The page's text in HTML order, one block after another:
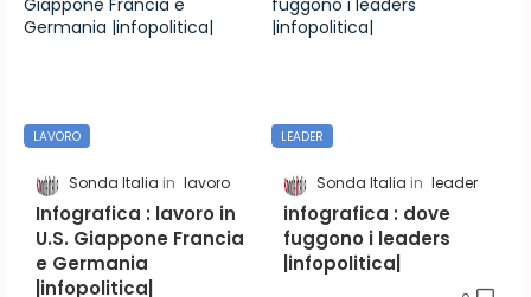
LAVORO
Sonda Italia lavoro
Infografica : lavoro in
U.S. Giappone Francia
e Germania
|infopolitica|
LEADER
Sonda Italia leader
infografica : dove
fuggono i leaders
|infopolitica|